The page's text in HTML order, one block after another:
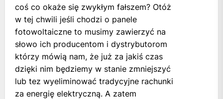
coś co okaże się zwykłym fałszem? Otóż
w tej chwili jeśli chodzi o panele
fotowoltaiczne to musimy zawierzyć na
słowo ich producentom i dystrybutorom
którzy mówią nam, że już za jakiś czas
dzięki nim będziemy w stanie zmniejszyć
lub tez wyeliminować tradycyjne rachunki
za energię elektryczną. A zatem